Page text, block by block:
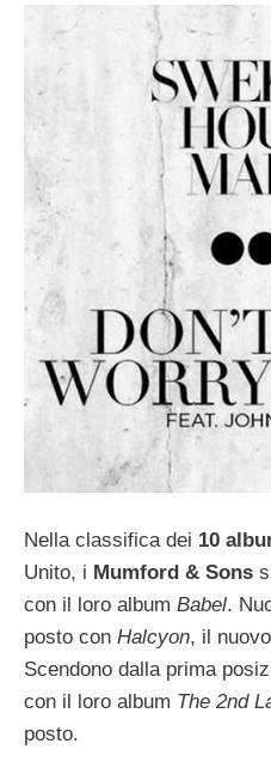
Nella classifica dei 10
Unito, i Mumford & Sons
con il loro album Babel.
posto con Halcyon, il
Scendono dalla prima
con il loro album The 2nd
posto.